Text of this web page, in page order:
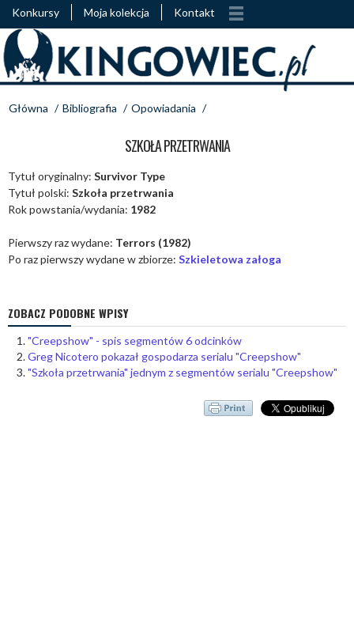
Konkursy Moja kolekcja Kontakt
Główna / Bibliografia / Opowiadania /
SZKOŁA PRZETRWANIA
Tytuł oryginalny: Survivor Type
Tytuł polski: Szkoła przetrwania
Rok powstania/wydania: 1982
Pierwszy raz wydane: Terrors (1982)
Po raz pierwszy wydane w zbiorze: Szkieletowa załoga
ZOBACZ PODOBNE WPISY
"Creepshow" - spis segmentów 6 odcinków
Greg Nicotero pokazał gospodarza serialu "Creepshow"
"Szkoła przetrwania" jednym z segmentów serialu "Creepshow"